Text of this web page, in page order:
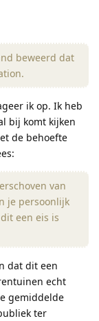
beweerd dat
ik op. Ik heb
bij komt kijken
de behoefte
van
je persoonlijk
een eis is
dat dit een
echt
gemiddelde
ter